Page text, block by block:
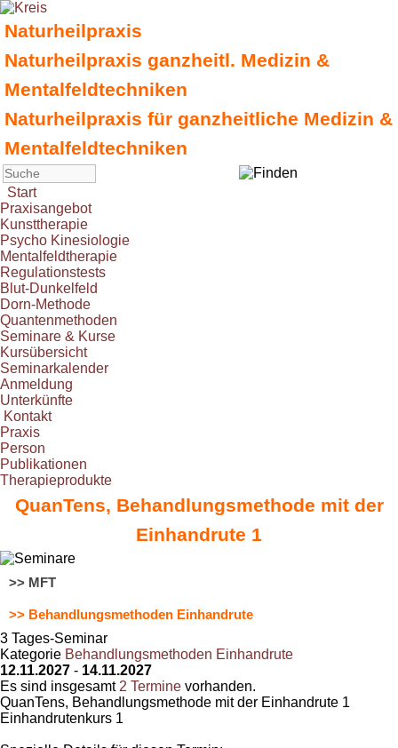
Naturheilpraxis
Naturheilpraxis ganzheitl. Medizin &
Mentalfeldtechniken
Naturheilpraxis für ganzheitliche Medizin &
Mentalfeldtechniken
Start
Praxisangebot
Kunsttherapie
Psycho Kinesiologie
Mentalfeldtherapie
Regulationstests
Blut-Dunkelfeld
Dorn-Methode
Quantenmethoden
Seminare & Kurse
Kursübersicht
Seminarkalender
Anmeldung
Unterkünfte
Kontakt
Praxis
Person
Publikationen
Therapieprodukte
QuanTens, Behandlungsmethode mit der
Einhandrute 1
>> MFT
>> Behandlungsmethoden Einhandrute
3 Tages-Seminar
Kategorie Behandlungsmethoden Einhandrute
12.11.2027 - 14.11.2027
Es sind insgesamt 2 Termine vorhanden.
QuanTens, Behandlungsmethode mit der Einhandrute 1
Einhandrutenkurs 1